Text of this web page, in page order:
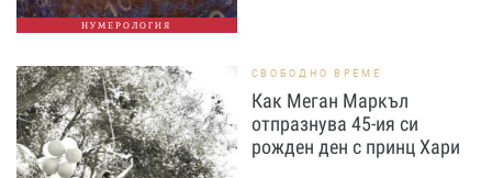
НУМЕРОЛОГИЯ
СВОБОДНО ВРЕМЕ
Как Меган Маркъл
отпразнува 45-ия си
рожден ден с принц Хари